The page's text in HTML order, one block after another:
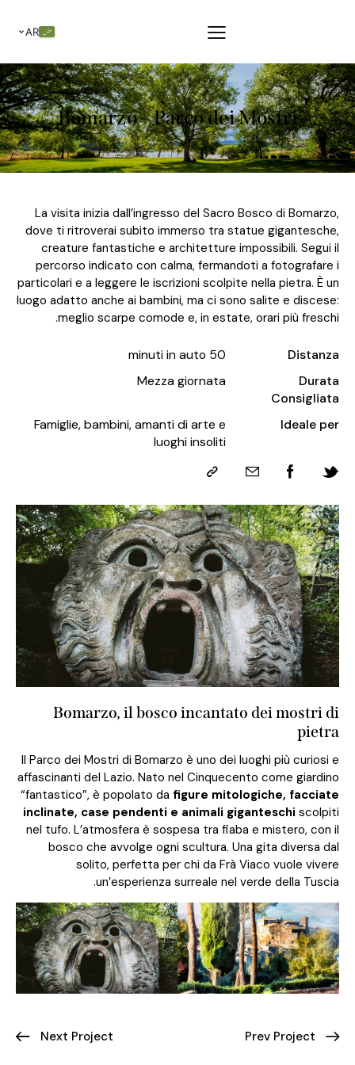
Bomarzo – Parco dei
La visita inizia dall’ingresso del Sacro
dove ti ritroverai subito immerso tra statue
creature fantastiche e architetture
percorso indicato con calma, fermandoti
particolari e a leggere le iscrizioni scolpite
luogo adatto anche ai bambini, ma ci sono
meglio scarpe comode e, in estate,
50 minuti in auto
Mezza giornata
Famiglie, bambini, amanti di arte e
Bomarzo, il bosco incantato
Il Parco dei Mostri di Bomarzo è uno dei
affascinanti del Lazio. Nato nel Cinquecento
“fantastico”, è popolato dafigure
inclinate, case pendenti e animali
nel tufo. L’atmosfera è sospesa tra fiaba e
bosco che avvolge ogni scultura. Una
solito, perfetta per chi da Frà
un’esperienza surreale nel